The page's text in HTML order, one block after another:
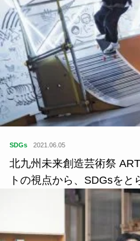
SDGs 2021.06.05
北九州未来創造芸術祭
トの視点から、SDGsをと